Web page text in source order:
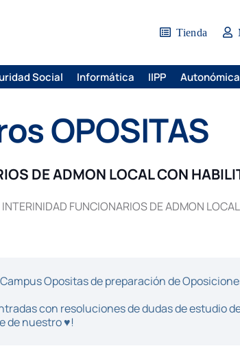
Tienda
Social Informática IIPP
OPOSITAS
DE ADMON LOCAL CON
INTERINIDAD FUNCIONARIOS DE ADMON
Opositas de preparación de
con resoluciones de dudas de estudio
de nuestro ♥!